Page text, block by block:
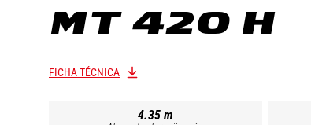
MT 420 H
FICHA TÉCNICA
4.35 m